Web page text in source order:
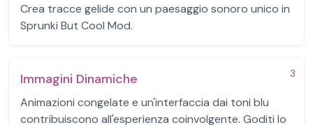
Crea tracce gelide con un paesaggio sonoro unico in
Sprunki But Cool Mod.
3
Immagini Dinamiche
Animazioni congelate e un'interfaccia dai toni blu
contribuiscono all'esperienza coinvolgente. Goditi lo